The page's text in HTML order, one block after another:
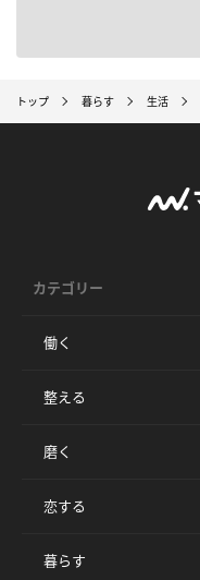
トップ 暮らす 生活
カテゴリー
働く
整える
磨く
恋する
暮らす